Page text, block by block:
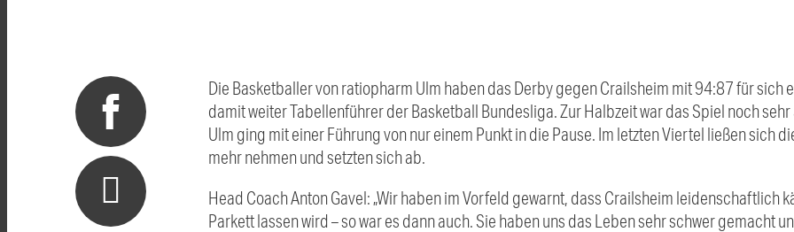
Die Basketballer von ratiopharm Ulm haben das Derby gegen Crailsheim mit 94:87 für sich
damit weiter Tabellenführer der Basketball Bundesliga. Zur Halbzeit war das Spiel noch
Ulm ging mit einer Führung von nur einem Punkt in die Pause. Im letzten Viertel ließen sich
mehr nehmen und setzten sich ab.
Head Coach Anton Gavel: „Wir haben im Vorfeld gewarnt, dass Crailsheim leidenschaftlich
Parkett lassen wird – so war es dann auch. Sie haben uns das Leben sehr schwer gemacht